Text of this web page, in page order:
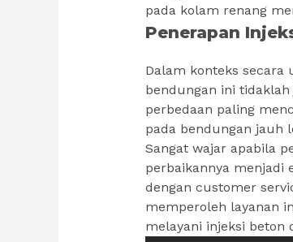
pada kolam renang
Penerapan
Dalam konteks secara
bendungan ini
perbedaan paling
pada bendungan jauh
Sangat wajar apabila
perbaikannya menjadi
dengan customer
memperoleh layanan
melayani injeksi beton